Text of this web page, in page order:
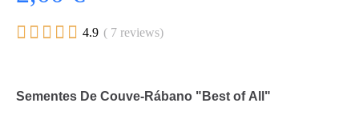
     4.9 ( 7 reviews)
Sementes De Couve-Rábano "Best of All"